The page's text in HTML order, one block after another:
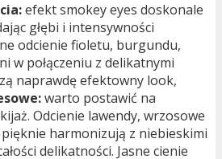
efekt smokey eyes doskonale
głębi i intensywności
odcienie fioletu, burgundu,
w połączeniu z delikatnymi
naprawdę efektowny look,
warto postawić na
Odcienie lawendy, wrzosowe
harmonizują z niebieskimi
delikatności. Jasne cienie